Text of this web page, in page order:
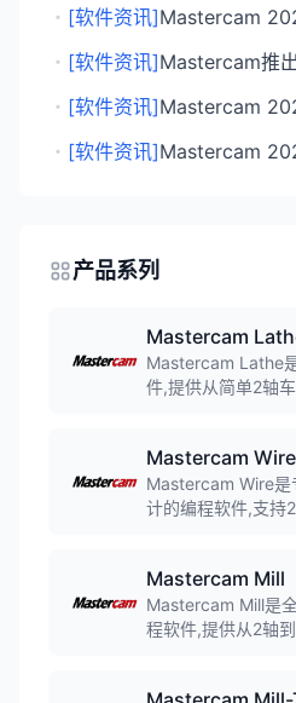
・ [软件资讯]
・ [软件资讯]
・ [软件资讯]
・ [软件资讯]
产品系列
Mastercam
Mastercam Lathe
件,提供从简单2轴
PrimeTurning全向
效率。智能化刀具
保加工安全和质量
Mastercam Wire
Mastercam Wire是
计的编程软件,支持
割等高级功能。自
功能可大幅提高编
造、精密零件加工
Mastercam Mill
Mastercam Mill是
程软件,提供从2轴